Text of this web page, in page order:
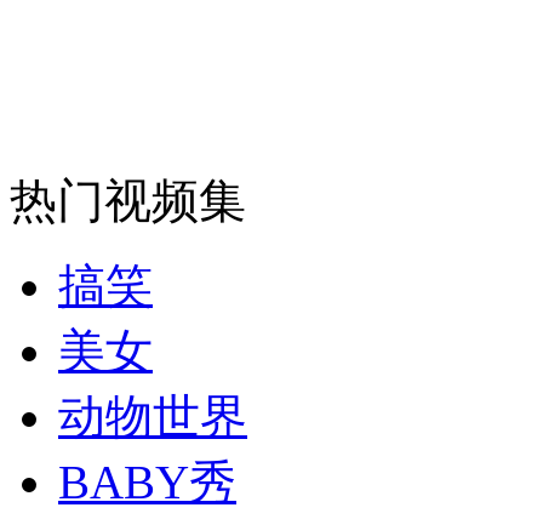
无痛分娩是否安全 医生回应
外交部：反对强权政治霸凌主义
外交部：有关国家言论片面不公正
安徽一实载49人客车翻车
热门视频集
搞笑
美女
动物世界
BABY秀